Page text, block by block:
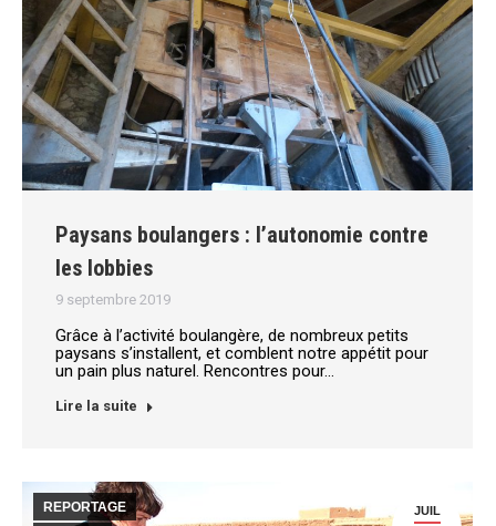
Paysans boulangers : l’autonomie contre
les lobbies
9 septembre 2019
Grâce à l’activité boulangère, de nombreux petits
paysans s’installent, et comblent notre appétit pour
un pain plus naturel. Rencontres pour…
Lire la suite
JUIL
REPORTAGE